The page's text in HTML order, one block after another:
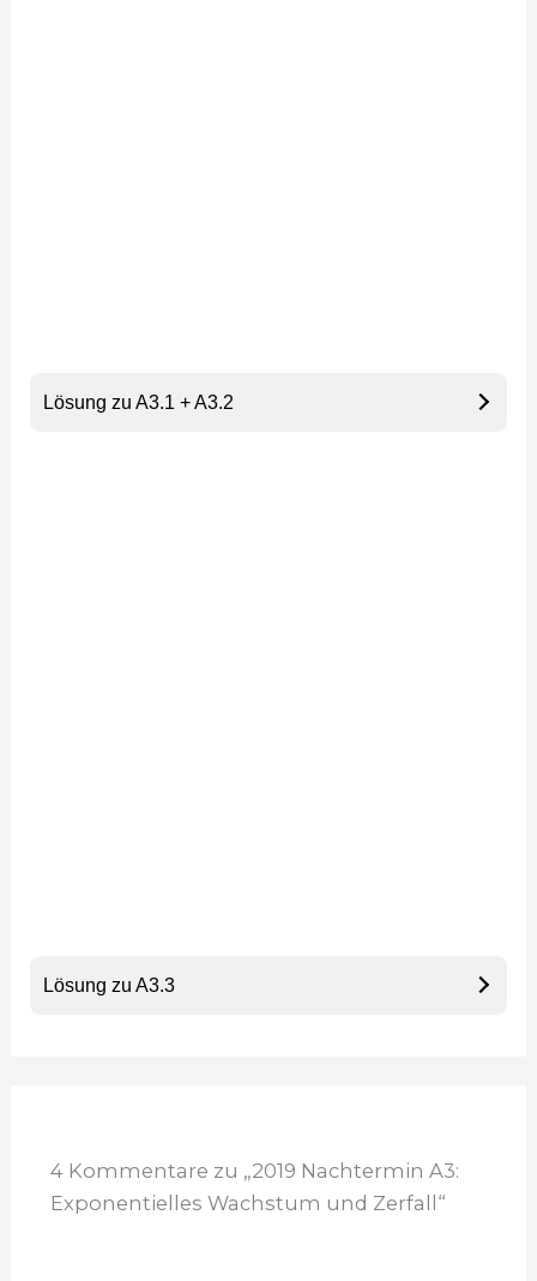
Lösung zu A3.1 + A3.2
Lösung zu A3.3
4 Kommentare zu „2019 Nachtermin A3:
Exponentielles Wachstum und Zerfall“